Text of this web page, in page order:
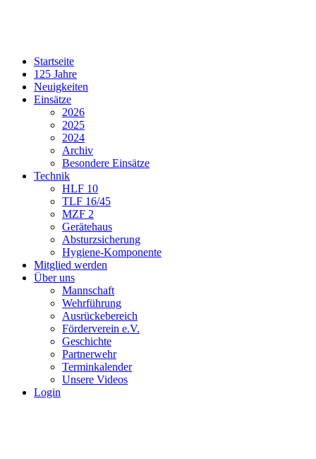
Startseite
125 Jahre
Neuigkeiten
Einsätze
2026
2025
2024
Archiv
Besondere Einsätze
Technik
HLF 10
TLF 16/45
MZF 2
Gerätehaus
Absturzsicherung
Hygiene-Komponente
Mitglied werden
Über uns
Mannschaft
Wehrführung
Ausrückebereich
Förderverein e.V.
Geschichte
Partnerwehr
Terminkalender
Unsere Videos
Login